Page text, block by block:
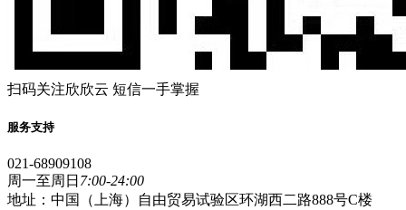
扫码关注欣欣云 短信一手掌握
服务支持
021-68909108
周一至周日 7:00-24:00
地址：中国（上海）自由贸易试验区环湖西二路888号C楼